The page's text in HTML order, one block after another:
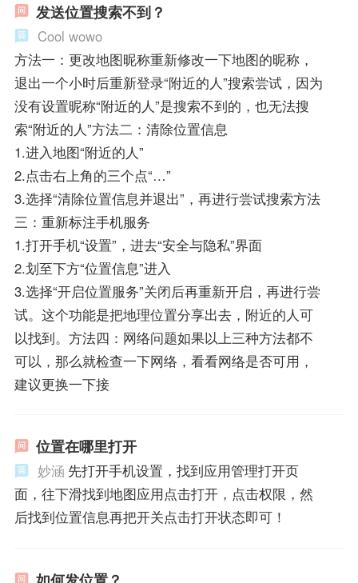
发送位置搜索不到？
Cool wowo
方法一：更改地图昵称重新修改一下地图的昵称，
退出一个小时后重新登录“附近的人”搜索尝试，因为
没有设置昵称“附近的人”是搜索不到的，也无法搜
索“附近的人”方法二：清除位置信息
1.进入地图“附近的人”
2.点击右上角的三个点“…”
3.选择“清除位置信息并退出”，再进行尝试搜索方法
三：重新标注手机服务
1.打开手机“设置”，进去“安全与隐私”界面
2.划至下方“位置信息”进入
3.选择“开启位置服务”关闭后再重新开启，再进行尝
试。这个功能是把地理位置分享出去，附近的人可
以找到。方法四：网络问题如果以上三种方法都不
可以，那么就检查一下网络，看看网络是否可用，
建议更换一下接
位置在哪里打开
妙涵 先打开手机设置，找到应用管理打开页
面，往下滑找到地图应用点击打开，点击权限，然
后找到位置信息再把开关点击打开状态即可！